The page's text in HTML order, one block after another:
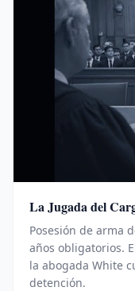
La Jugada del
Posesión de arma
años obligatorios.
la abogada White
detención.